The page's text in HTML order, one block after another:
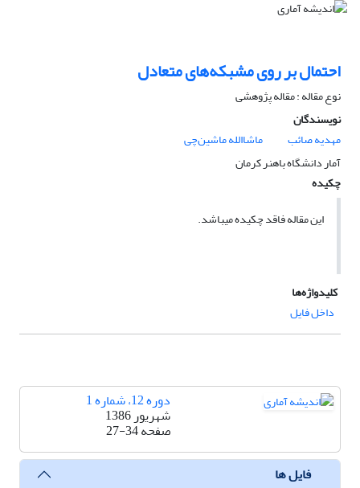
احتمال بر روی مشبکه‌های متعادل
نوع مقاله : مقاله پژوهشی
نویسندگان
مهدیه صائب
ماشاالله ماشین‌چی
آمار دانشگاه باهنر کرمان
چکیده
این مقاله فاقد چکیده می​باشد.
کلیدواژه‌ها
داخل فایل
دوره 12، شماره 1
شهریور 1386
صفحه27-34
فایل ها